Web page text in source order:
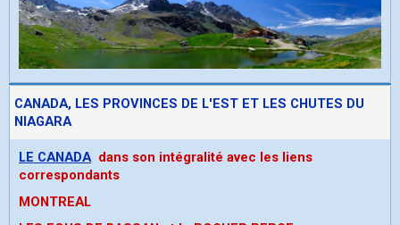
CANADA, LES PROVINCES DE L'EST ET LES CHUTES DU
NIAGARA
LE CANADA dans son intégralité avec les liens
correspondants
MONTREAL